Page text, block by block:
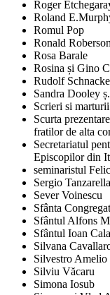
Roger
Roland
Romul Pop
Ronald
Rosa Barale
Rosina și Gino
Rudolf
Sandra Dooley
Scrieri si
Scurta
fratilor de alta
Secretariatul
Episcopilor din
seminaristul
Sergio Tanzarella
Sever Voinescu
Sfânta
Sfântul Alfons
Sfântul Ioan
Silvana
Silvestro Amelio
Silviu Văcaru
Simona Iosub